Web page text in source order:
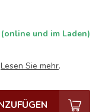
und im Laden)
Lesen Sie mehr.